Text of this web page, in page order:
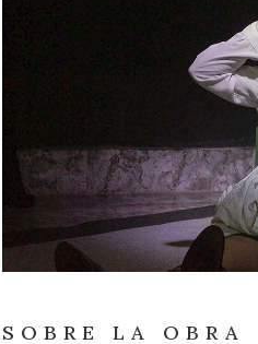
SOBRE LA OBRA